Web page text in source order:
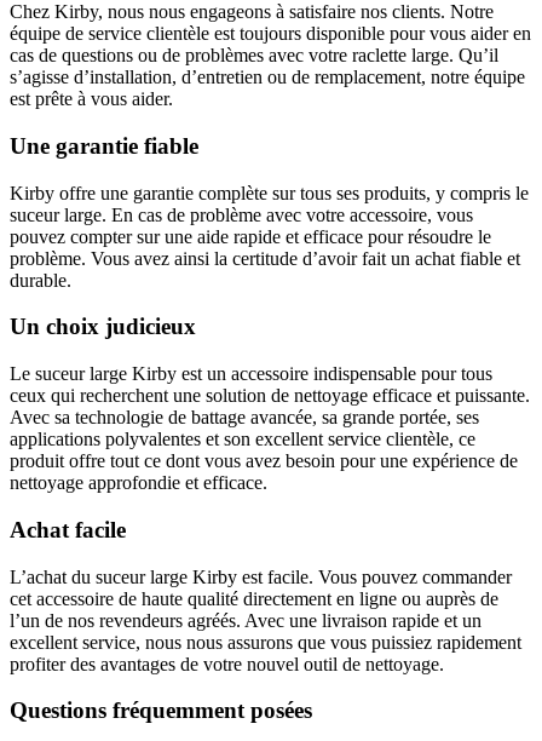
Chez Kirby, nous nous engageons à satisfaire nos clients. Notre
équipe de service clientèle est toujours disponible pour vous aider en
cas de questions ou de problèmes avec votre raclette large. Qu’il
s’agisse d’installation, d’entretien ou de remplacement, notre équipe
est prête à vous aider.
Une garantie fiable
Kirby offre une garantie complète sur tous ses produits, y compris le
suceur large. En cas de problème avec votre accessoire, vous
pouvez compter sur une aide rapide et efficace pour résoudre le
problème. Vous avez ainsi la certitude d’avoir fait un achat fiable et
durable.
Un choix judicieux
Le suceur large Kirby est un accessoire indispensable pour tous
ceux qui recherchent une solution de nettoyage efficace et puissante.
Avec sa technologie de battage avancée, sa grande portée, ses
applications polyvalentes et son excellent service clientèle, ce
produit offre tout ce dont vous avez besoin pour une expérience de
nettoyage approfondie et efficace.
Achat facile
L’achat du suceur large Kirby est facile. Vous pouvez commander
cet accessoire de haute qualité directement en ligne ou auprès de
l’un de nos revendeurs agréés. Avec une livraison rapide et un
excellent service, nous nous assurons que vous puissiez rapidement
profiter des avantages de votre nouvel outil de nettoyage.
Questions fréquemment posées